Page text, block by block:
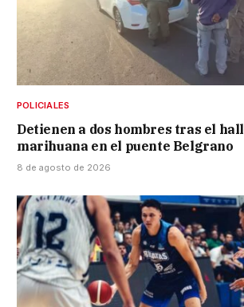
POLICIALES
Detienen a dos hombres tras el
marihuana en el puente Belgrano
8 de agosto de 2026